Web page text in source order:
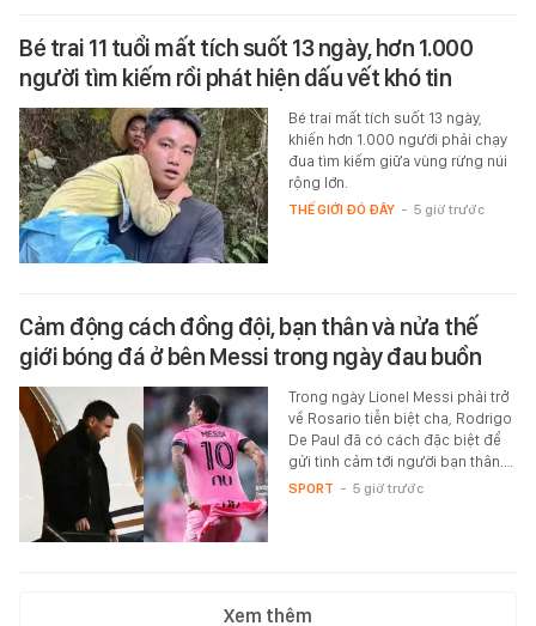
Bé trai 11 tuổi mất tích suốt 13 ngày, hơn 1.000
người tìm kiếm rồi phát hiện dấu vết khó tin
Bé trai mất tích suốt 13 ngày,
khiến hơn 1.000 người phải chạy
đua tìm kiếm giữa vùng rừng núi
rộng lớn.
THẾ GIỚI ĐÓ ĐÂY - 5 giờ trước
Cảm động cách đồng đội, bạn thân và nửa thế
giới bóng đá ở bên Messi trong ngày đau buồn
Trong ngày Lionel Messi phải trở
về Rosario tiễn biệt cha, Rodrigo
De Paul đã có cách đặc biệt để
gửi tình cảm tới người bạn thân.…
SPORT - 5 giờ trước
Xem thêm